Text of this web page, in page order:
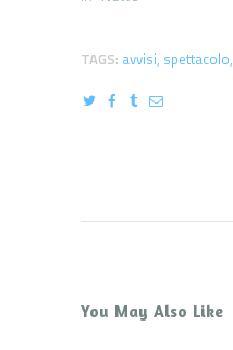
TAGS: avvisi, spettacolo,
You May Also Like